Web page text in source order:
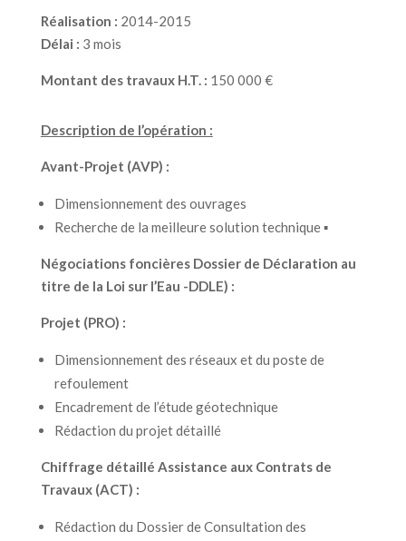
Réalisation : 2014-2015
Délai : 3 mois
Montant des travaux H.T. : 150 000 €
Description de l’opération :
Avant-Projet (AVP) :
Dimensionnement des ouvrages
Recherche de la meilleure solution technique▪
Négociations foncières Dossier de Déclaration au
titre de la Loi sur l’Eau -DDLE) :
Projet (PRO) :
Dimensionnement des réseaux et du poste de
refoulement
Encadrement de l’étude géotechnique
Rédaction du projet détaillé
Chiffrage détaillé Assistance aux Contrats de
Travaux (ACT) :
Rédaction du Dossier de Consultation des